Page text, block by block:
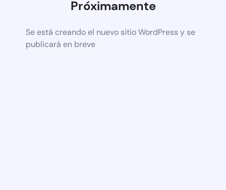
Próximamente
Se está creando el nuevo sitio WordPress y se
publicará en breve